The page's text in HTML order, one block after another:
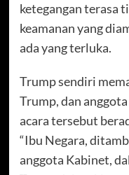
ketegangan terasa
keamanan yang
ada yang terluka.
Trump sendiri
Trump, dan
acara tersebut
“Ibu Negara,
anggota Kabinet,